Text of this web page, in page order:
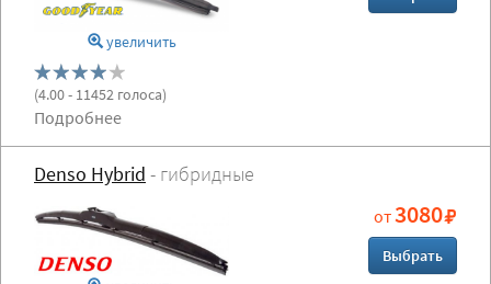
увеличить
(4.00- 11452 голоса)
Подробнее
Denso Hybrid - гибридные
от3080
Выбрать